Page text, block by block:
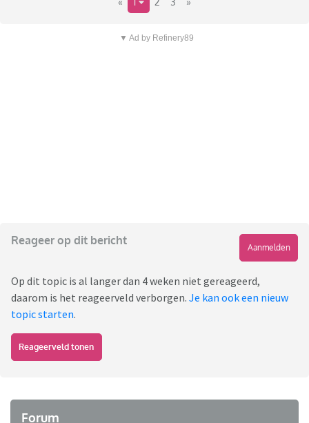
▼ Ad by Refinery89
Reageer op dit bericht
Aanmelden
Op dit topic is al langer dan 4 weken niet gereageerd,
daarom is het reageerveld verborgen. Je kan ook een nieuw
topic starten.
Reageerveld tonen
Forum